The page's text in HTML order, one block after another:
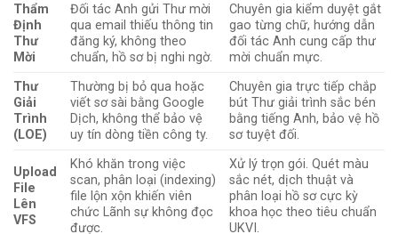
Thẩm
Định
Thư
Mời
Đối tác Anh gửi Thư mời
qua email thiếu thông tin
đăng ký, không theo
chuẩn, hồ sơ bị nghi ngờ.
Chuyên gia kiểm duyệt gắt
gao từng chữ, hướng dẫn
đối tác Anh cung cấp thư
mời chuẩn mực.
Thư
Giải
Trình
(LOE)
Thường bị bỏ qua hoặc
viết sơ sài bằng Google
Dịch, không thể bảo vệ
uy tín dòng tiền công ty.
Chuyên gia trực tiếp chắp
bút Thư giải trình sắc bén
bằng tiếng Anh, bảo vệ hồ
sơ tuyệt đối.
Upload
File
Lên
VFS
Khó khăn trong việc
scan, phân loại (indexing)
file lộn xộn khiến viên
chức Lãnh sự không đọc
được.
Xử lý trọn gói. Quét màu
sắc nét, dịch thuật và
phân loại hồ sơ cực kỳ
khoa học theo tiêu chuẩn
UKVI.